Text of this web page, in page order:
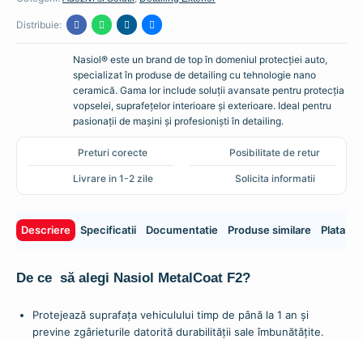
Distribuie:
Nasiol® este un brand de top în domeniul protecției auto,
specializat în produse de detailing cu tehnologie nano
ceramică. Gama lor include soluții avansate pentru protecția
vopselei, suprafețelor interioare și exterioare. Ideal pentru
pasionații de mașini și profesioniști în detailing.
Preturi corecte Posibilitate de retur
Livrare in 1-2 zile Solicita informatii
Descriere Specificatii Documentatie Produse similare Plata si
De ce să alegi Nasiol MetalCoat F2?
Protejează suprafața vehiculului timp de până la 1 an și
previne zgârieturile datorită durabilității sale îmbunătățite.